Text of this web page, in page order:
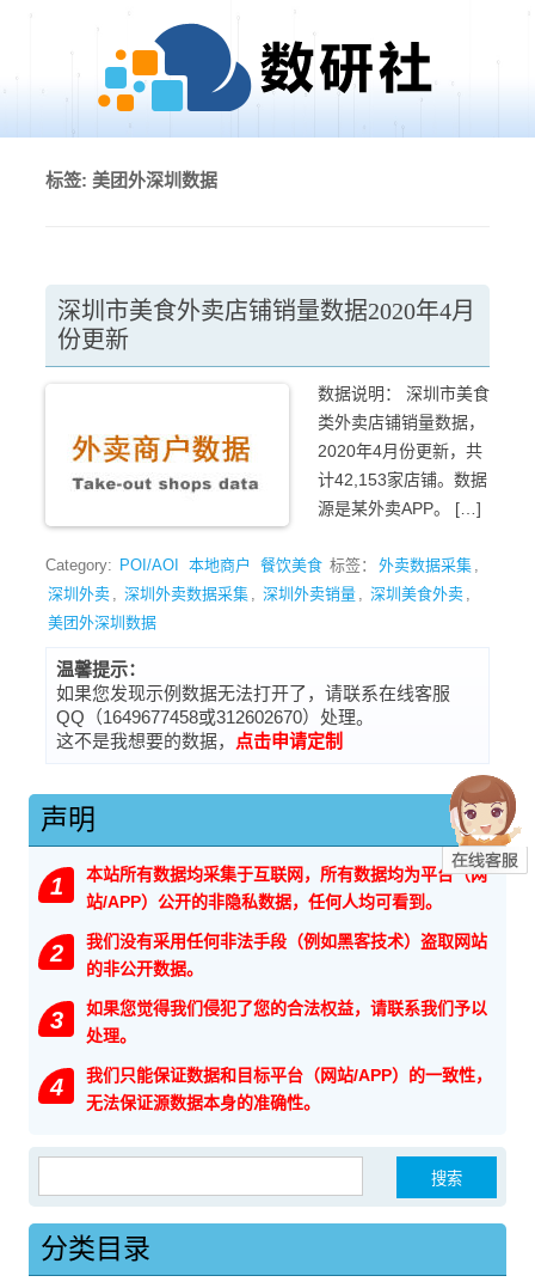
标签: 美团外深圳数据
深圳市美食外卖店铺销量数据2020年4月
份更新
数据说明： 深圳市美食
类外卖店铺销量数据，
2020年4月份更新，共
计42,153家店铺。数据
源是某外卖APP。 […]
Category: POI/AOI 本地商户 餐饮美食 标签： 外卖数据采集 ,
深圳外卖 , 深圳外卖数据采集 , 深圳外卖销量 , 深圳美食外卖 ,
美团外深圳数据
温馨提示：
如果您发现示例数据无法打开了，请联系在线客服
QQ（1649677458或312602670）处理。
这不是我想要的数据，
点击申请定制
声明
1
本站所有数据均采集于互联网，所有数据均为平台（网
站/APP）公开的非隐私数据，任何人均可看到。
2
我们没有采用任何非法手段（例如黑客技术）盗取网站
的非公开数据。
3
如果您觉得我们侵犯了您的合法权益，请联系我们予以
处理。
4
我们只能保证数据和目标平台（网站/APP）的一致性，
无法保证源数据本身的准确性。
分类目录